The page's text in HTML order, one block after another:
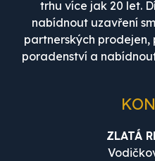
trhu více jak 20 let.
nabídnout uzavření
partnerských
poradenství a
ZLATÁ